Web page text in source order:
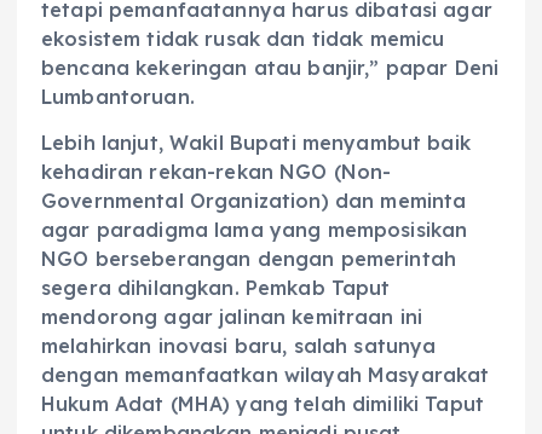
tetapi pemanfaatannya harus dibatasi agar
ekosistem tidak rusak dan tidak memicu
bencana kekeringan atau banjir,” papar Deni
Lumbantoruan.
‎Lebih lanjut, Wakil Bupati menyambut baik
kehadiran rekan-rekan NGO (Non-
Governmental Organization) dan meminta
agar paradigma lama yang memposisikan
NGO berseberangan dengan pemerintah
segera dihilangkan. Pemkab Taput
mendorong agar jalinan kemitraan ini
melahirkan inovasi baru, salah satunya
dengan memanfaatkan wilayah Masyarakat
Hukum Adat (MHA) yang telah dimiliki Taput